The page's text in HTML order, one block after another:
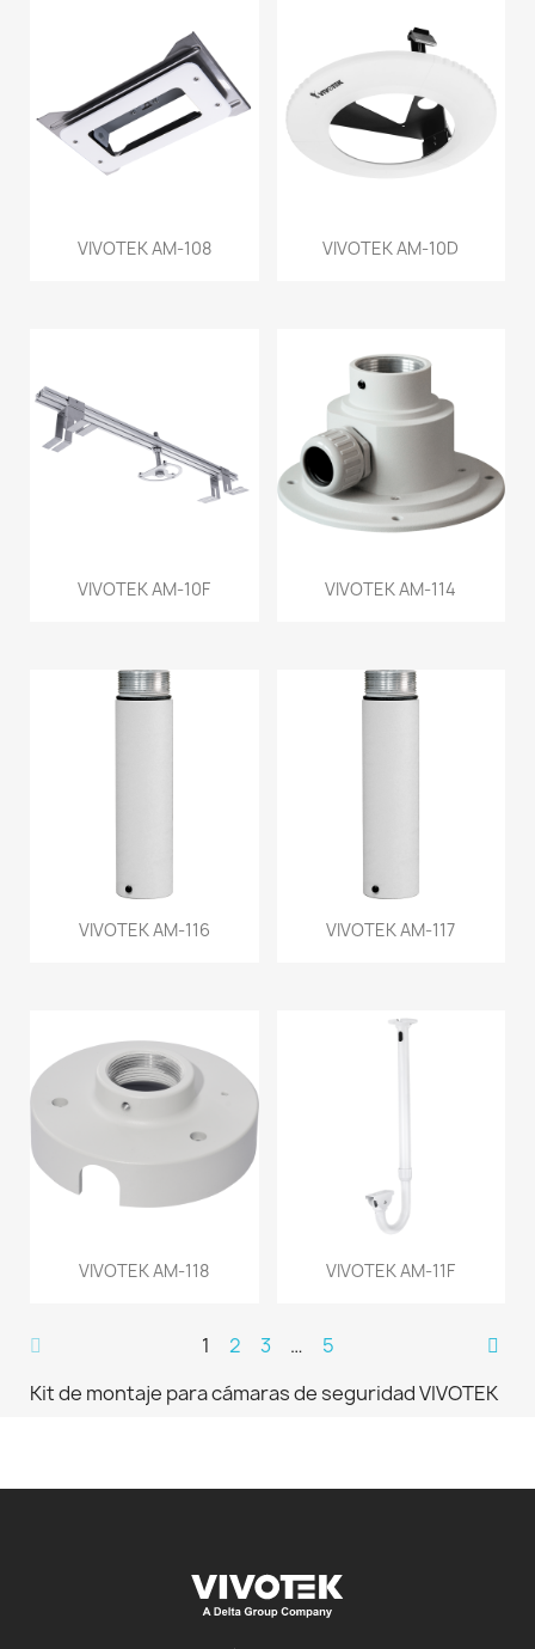
VIVOTEK AM-108 VIVOTEK AM-10D
VIVOTEK AM-10F VIVOTEK AM-114
VIVOTEK AM-116 VIVOTEK AM-117
VIVOTEK AM-118 VIVOTEK AM-11F
1 2 3 …
5
Kit de montaje para cámaras de seguridad VIVOTEK